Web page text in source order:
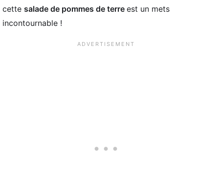
cette salade de pommes de terre est un mets
incontournable !